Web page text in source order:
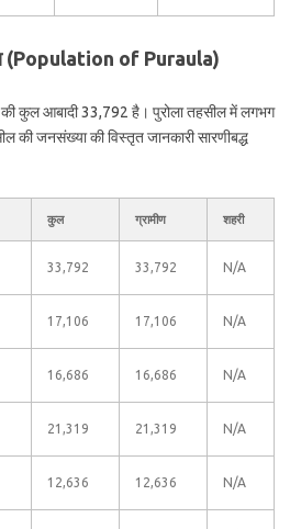
(Population of Puraula)
कुल आबादी 33,792 है। पुरोला तहसील में लगभग
की जनसंख्या की विस्तृत जानकारी सारणीबद्ध
कुल ग्रामीण शहरी
33,792 33,792 N/A
17,106 17,106 N/A
16,686 16,686 N/A
21,319 21,319 N/A
12,636 12,636 N/A